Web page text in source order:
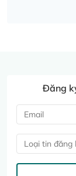
Đăng
Loại tin đăng